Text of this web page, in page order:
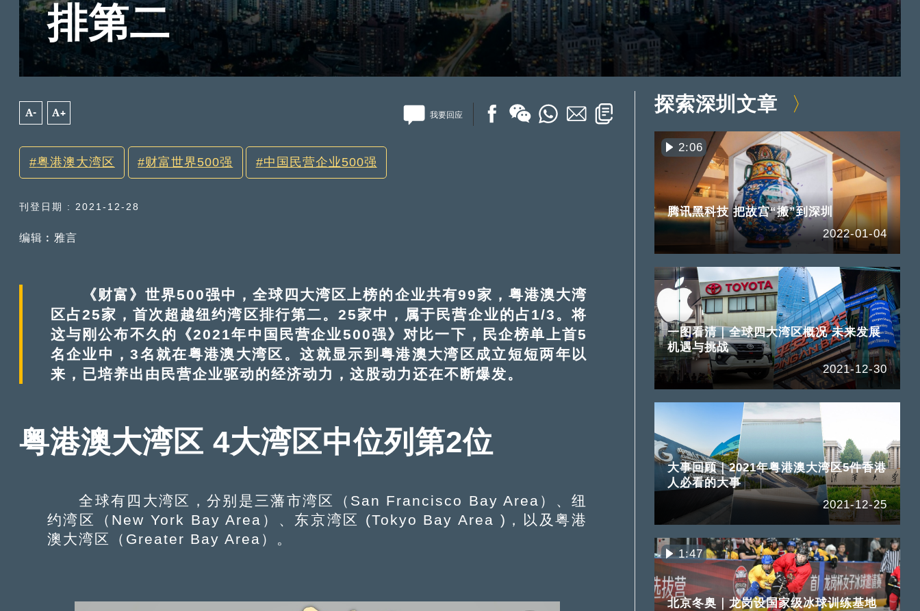
排第二
A- A+ 我要回应
粤港澳大湾区 财富世界500强 中国民营企业500强
刊登日期 : 2021-12-28
编辑︰雅言
《财富》世界500强中，全球四大湾区上榜的企业共有99家，粤港澳大湾
区占25家，首次超越纽约湾区排行第二。25家中，属于民营企业的占1/3。将
这与刚公布不久的《2021年中国民营企业500强》对比一下，民企榜单上首5
名企业中，3名就在粤港澳大湾区。这就显示到粤港澳大湾区成立短短两年以
来，已培养出由民营企业驱动的经济动力，这股动力还在不断爆发。
粤港澳大湾区 4大湾区中位列第2位
全球有四大湾区，分别是三藩市湾区（San Francisco Bay Area）、纽
约湾区（New York Bay Area）、东京湾区 (Tokyo Bay Area )，以及粤港
澳大湾区（Greater Bay Area）。
探索深圳文章
2:06
腾讯黑科技 把故宫“搬”到深圳
2022-01-04
一图看清｜全球四大湾区概况 未来发展
机遇与挑战
2021-12-30
大事回顾｜2021年粤港澳大湾区5件香港
人必看的大事
2021-12-25
1:47
北京冬奥｜龙岗设国家级冰球训练基地